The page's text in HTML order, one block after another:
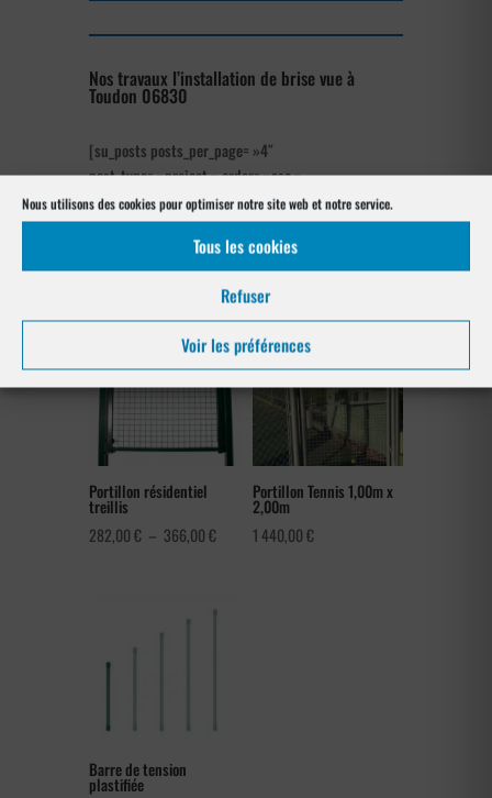
Nous utilisons des cookies pour optimiser notre site web et notre service.
Tous les cookies
Refuser
Voir les préférences
Nos travaux l’installation de brise vue à
Toudon 06830
[su_posts posts_per_page= »4″
post_type= »project » order= »asc »
orderby= »rand »]
Notre gamme pour la pose
à Toudon 06830
Portillon résidentiel
treillis
282,00€ – 366,00€Plage
282,00 €
Portillon Tennis 1,00m x
2,00m
1 440,00€
Barre de tension
plastifiée